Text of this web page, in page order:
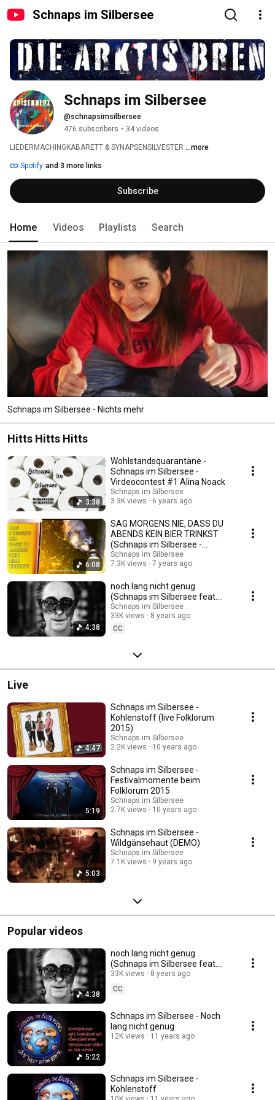
Schnaps im Silbersee
Schnaps im Silbersee
@schnapsimsilbersee
476 subscribers • 34 videos
LIEDERMACHINGKABARETT & SYNAPSENSILVESTER ...more
Spotify and 3 more links
Subscribe
Home Videos Playlists Search
Schnaps im Silbersee - Nichts mehr
Hitts Hitts Hitts
3:38
Wohlstandsquarantäne -
Schnaps im Silbersee -
Virdeocontest #1 Alina Noack
Schnaps im Silbersee
3.3K views
6 years ago
6:08
SAG MORGENS NIE, DASS DU
ABENDS KEIN BIER TRINKST
(Schnaps im Silbersee -
Fanvideo)
Schnaps im Silbersee
7.3K views
7 years ago
4:38
noch lang nicht genug
(Schnaps im Silbersee feat.
Kulturinsel Einsiedel)
Schnaps im Silbersee
33K views
8 years ago
CC
Live
4:47
Schnaps im Silbersee -
Kohlenstoff (live Folklorum
2015)
Schnaps im Silbersee
2.2K views
10 years ago
5:19
Schnaps im Silbersee -
Festivalmomente beim
Folklorum 2015
Schnaps im Silbersee
2.7K views
10 years ago
5:03
Schnaps im Silbersee -
Wildgänsehaut (DEMO)
Schnaps im Silbersee
7.1K views
9 years ago
Popular videos
4:38
noch lang nicht genug
(Schnaps im Silbersee feat.
Kulturinsel Einsiedel)
33K views
8 years ago
CC
5:22
Schnaps im Silbersee - Noch
lang nicht genug
12K views 11 years ago
Schnaps im Silbersee -
Kohlenstoff